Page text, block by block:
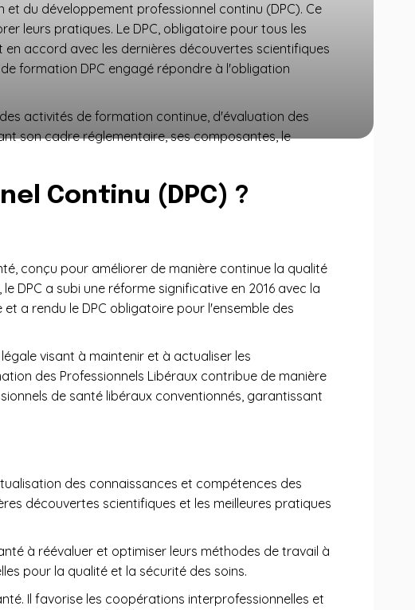
du développement professionnel continu (DPC). Ce
leurs pratiques. Le DPC, obligatoire pour tous les
en accord avec les dernières découvertes scientifiques
formation DPC engagé répondre à l'obligation
activités de formation continue, d'évaluation des
son cadre réglementaire, ses composantes, le
Continu (DPC) ?
conçu pour améliorer de manière continue la qualité
DPC a subi une réforme significative en 2016 avec la
a rendu le DPC obligatoire pour l'ensemble des
visant à maintenir et à actualiser les
des Professionnels Libéraux contribue de manière
de santé libéraux conventionnés, garantissant
des connaissances et compétences des
découvertes scientifiques et les meilleures pratiques
à réévaluer et optimiser leurs méthodes de travail à
pour la qualité et la sécurité des soins.
Il favorise les coopérations interprofessionnelles et